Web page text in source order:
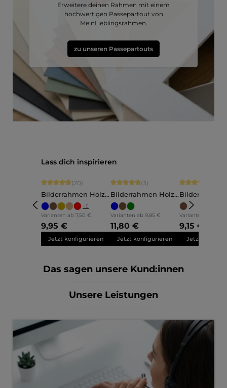
Erweitere deinen Rahmen mit einem
hochwertigen Passepartout von
MeinLieblingsrahmen.
zu unseren Passepartouts
Produktgalerie überspringen
Lass dich inspirieren
Durchschnittliche Bewertung von 4.9 von 5 Sternen
(20)
Bilderrahmen Holz
Ava
+5
Varianten ab 7,50 €
9,95 €
Jetzt konfigurieren
Durchschnittliche Bewertung von 5
(3)
Bilderrahmen Holz
Annelie
Varianten ab 9,85 €
11,80 €
Jetzt konfigurieren
Martha
Varianten ab
9,15 €
Jetzt
Das sagen unsere Kund:innen
Unsere Leistungen